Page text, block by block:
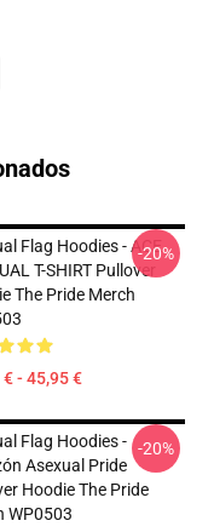
Flag Hoodies - ACE
T-SHIRT Pullover
The Pride Merch
- 45,95 €
-20%
Flag Hoodies -
Asexual Pride
Hoodie The Pride
WP0503
-20%